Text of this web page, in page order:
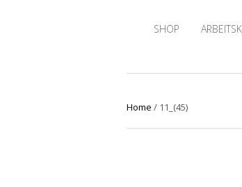
SHOP
Home / 11_(45)